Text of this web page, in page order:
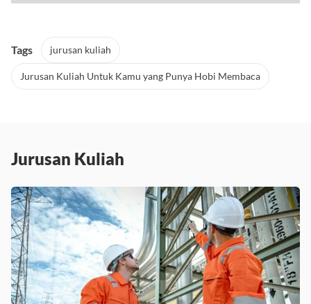
Tags jurusan kuliah
Jurusan Kuliah Untuk Kamu yang Punya Hobi Membaca
Jurusan Kuliah